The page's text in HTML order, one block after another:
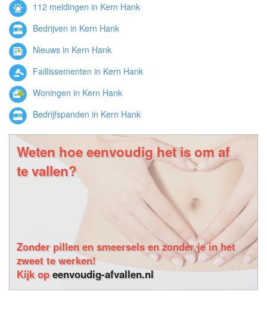
112 meldingen in Kern Hank
Bedrijven in Kern Hank
Nieuws in Kern Hank
Faillissementen in Kern Hank
Woningen in Kern Hank
Bedrijfspanden in Kern Hank
Weten hoe eenvoudig het is om af
te vallen?
Zonder pillen en smeersels en zonder je in het
zweet te werken!
Kijk opeenvoudig-afvallen.nl